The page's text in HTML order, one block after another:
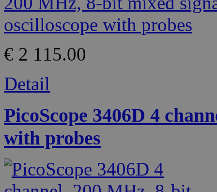
€ 2 115.00
Detail
PicoScope 3406D 4
with probes